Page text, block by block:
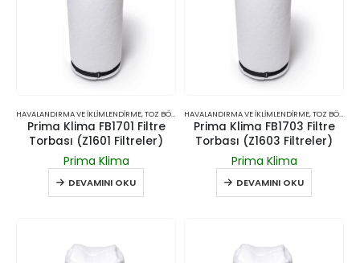
HAVALANDIRMA VE İKLIMLENDIRME,TOZ BÖCEK ÖNLEYICI GIRIŞ FILTRELERI
Prima Klima FB1701 Filtre
Torbası (Z1601 Filtreler)
Prima Klima
DEVAMINI OKU
HAVALANDIRMA VE İKLIMLENDIRME,TOZ BÖCEK ÖNLEYICI GIRIŞ FILTRELERI
Prima Klima FB1703 Filtre
Torbası (Z1603 Filtreler)
Prima Klima
DEVAMINI OKU